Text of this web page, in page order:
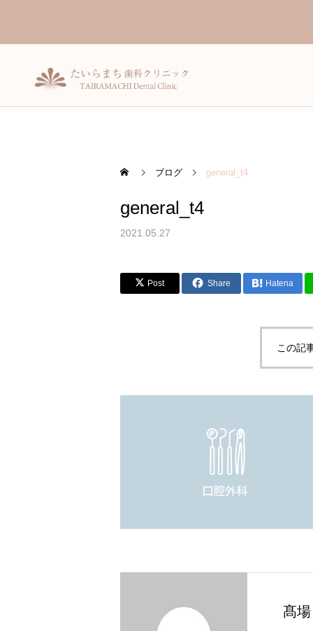
入れ歯（義歯）
ブログ general_t4
general_t4
2021.05.27
Post Share Hatena
この記
髙